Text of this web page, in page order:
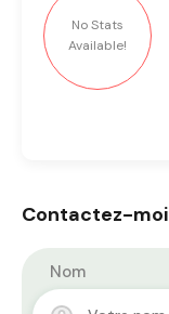
No Stats
Available!
Contactez-moi
Nom